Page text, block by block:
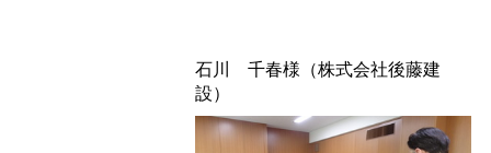
石川 千春様（株式会社後藤建
設）